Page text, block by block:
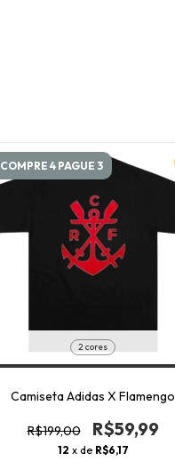
COMPRE 4 PAGUE 3
2 cores
Camiseta Adidas X Flamengo
R$199,00 R$59,99
12 x de R$6,17